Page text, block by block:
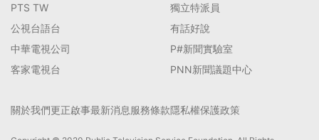
PTS TW
公視台語台
中華電視公司
客家電視台
獨立特派員
有話好說
P#新聞實驗室
PNN新聞議題中心
關於我們更正啟事最新消息服務條款隱私權保護政策